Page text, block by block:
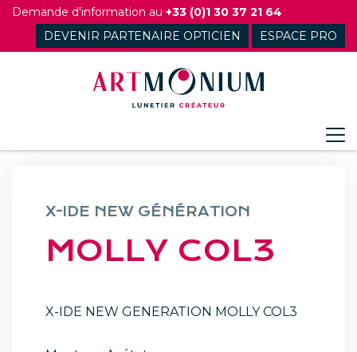
Skip
content
Demande d'information au +33 (0)1 30 37 21 64
DEVENIR PARTENAIRE OPTICIEN
ESPACE PRO
X-IDE NEW GÉNÉRATION
MOLLY COL3
X-IDE NEW GENERATION MOLLY COL3